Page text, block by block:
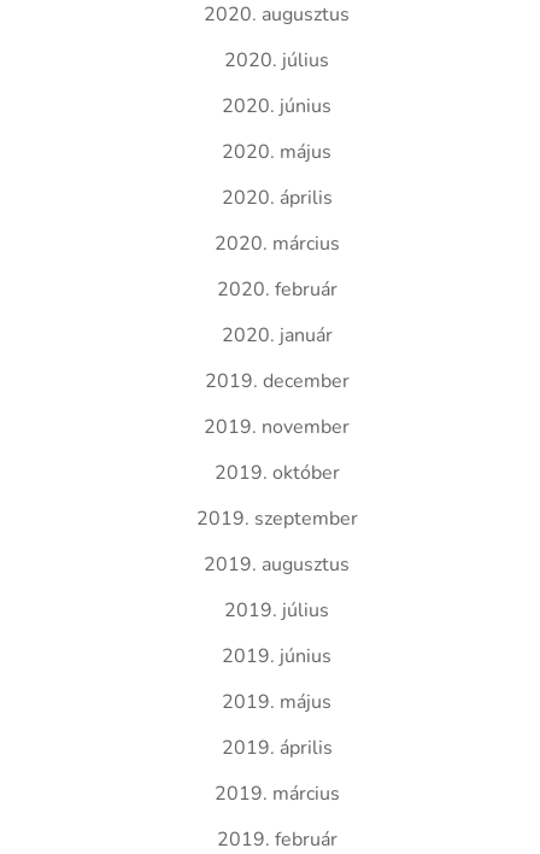
2020. augusztus
2020. július
2020. június
2020. május
2020. április
2020. március
2020. február
2020. január
2019. december
2019. november
2019. október
2019. szeptember
2019. augusztus
2019. július
2019. június
2019. május
2019. április
2019. március
2019. február